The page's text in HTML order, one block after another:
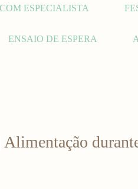
ESPECIALISTA
ENSAIO DE ESPERA